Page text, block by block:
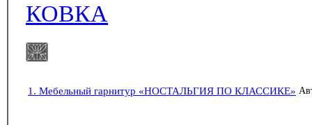
КОВКА
1. Мебельный гарнитур «НОСТАЛЬГИЯ ПО КЛАССИКЕ»